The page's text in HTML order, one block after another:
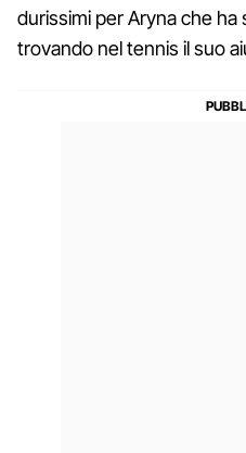
durissimi per Aryna che ha
trovando nel tennis il suo